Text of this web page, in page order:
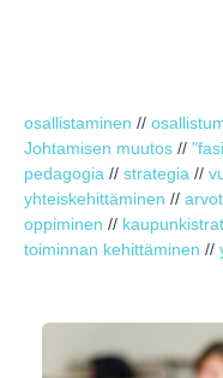
osallistaminen //
Johtamisen muutos //
pedagogia // strategia //
yhteiskehittäminen // arvot
oppiminen //
toiminnan kehittäminen //